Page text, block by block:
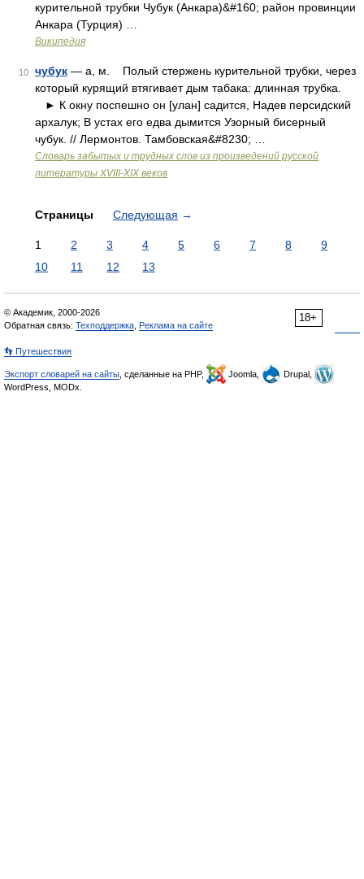
курительной трубки Чубук (Анкара)&#160; район провинции
Анкара (Турция) …
Википедия
10 чубук — а, м. Полый стержень курительной трубки, через
который курящий втягивает дым табака: длинная трубка.
► К окну поспешно он [улан] садится, Надев персидский
архалук; В устах его едва дымится Узорный бисерный
чубук. // Лермонтов. Тамбовская&#8230; …
Словарь забытых и трудных слов из произведений русской
литературы ХVIII-ХIХ веков
Страницы Следующая →
1 2 3 4 5 6 7 8
9
10
11 12 13
18+
© Академик, 2000-2026
Обратная связь: Техподдержка Реклама на сайте
👣 Путешествия
Экспорт словарей на сайты , сделанные на PHP, Joomla,
Drupal,
WordPress, MODx.